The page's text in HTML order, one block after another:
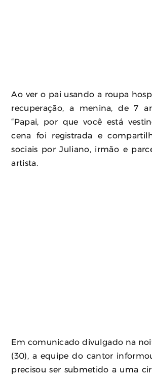
Ao ver o pai usando a roupa
recuperação, a menina, de 7
“Papai, por que você está
cena foi registrada e
sociais por Juliano, irmão e
artista.
Em comunicado divulgado na
(30), a equipe do cantor
precisou ser submetido a uma